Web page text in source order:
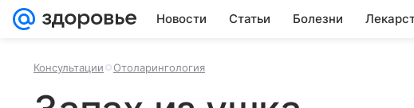
Новости Статьи Болезни
Консультации Отоларингология